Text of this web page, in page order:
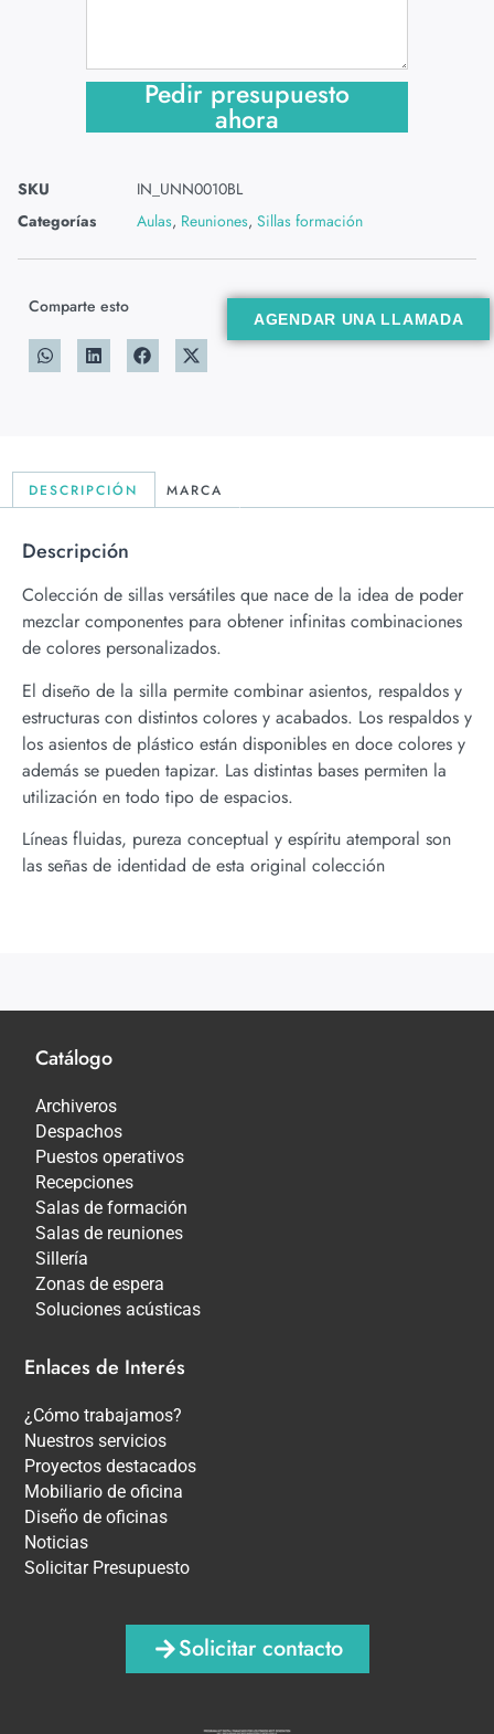
AGENDAR UNA LLAMADA
Pedir presupuesto
ahora
SKU
IN_UNN0010BL
Categorías
Aulas, Reuniones, Sillas formación
Comparte esto
DESCRIPCIÓN MARCA
Descripción
Colección de sillas versátiles que nace de la idea de poder
mezclar componentes para obtener infinitas combinaciones
de colores personalizados.
El diseño de la silla permite combinar asientos, respaldos y
estructuras con distintos colores y acabados. Los respaldos y
los asientos de plástico están disponibles en doce colores y
además se pueden tapizar. Las distintas bases permiten la
utilización en todo tipo de espacios.
Líneas fluidas, pureza conceptual y espíritu atemporal son
las señas de identidad de esta original colección
Catálogo
Archiveros
Despachos
Puestos operativos
Recepciones
Salas de formación
Salas de reuniones
Sillería
Zonas de espera
Soluciones acústicas
Enlaces de Interés
¿Cómo trabajamos?
Nuestros servicios
Proyectos destacados
Mobiliario de oficina
Diseño de oficinas
Noticias
Solicitar Presupuesto
Solicitar contacto